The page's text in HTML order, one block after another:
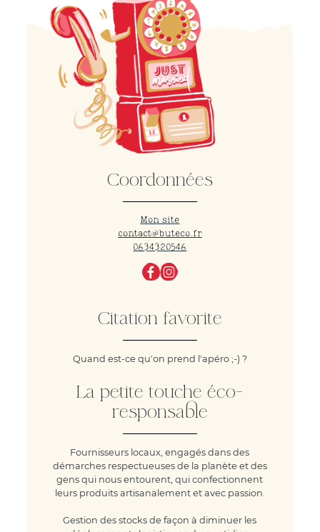
Coordonnées
Mon site
contact@buteco.fr
0634320546
Citation favorite
Quand est-ce qu'on prend l'apéro ;-) ?
La petite touche éco-
responsable
Fournisseurs locaux, engagés dans des
démarches respectueuses de la planète et des
gens qui nous entourent, qui confectionnent
leurs produits artisanalement et avec passion.
Gestion des stocks de façon à diminuer les